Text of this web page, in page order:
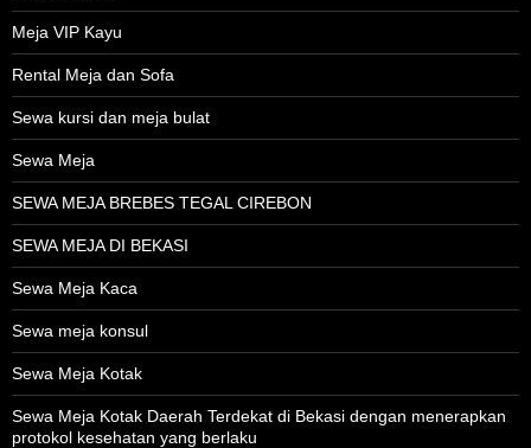
Meja VIP Kayu
Rental Meja dan Sofa
Sewa kursi dan meja bulat
Sewa Meja
SEWA MEJA BREBES TEGAL CIREBON
SEWA MEJA DI BEKASI
Sewa Meja Kaca
Sewa meja konsul
Sewa Meja Kotak
Sewa Meja Kotak Daerah Terdekat di Bekasi dengan menerapkan
protokol kesehatan yang berlaku